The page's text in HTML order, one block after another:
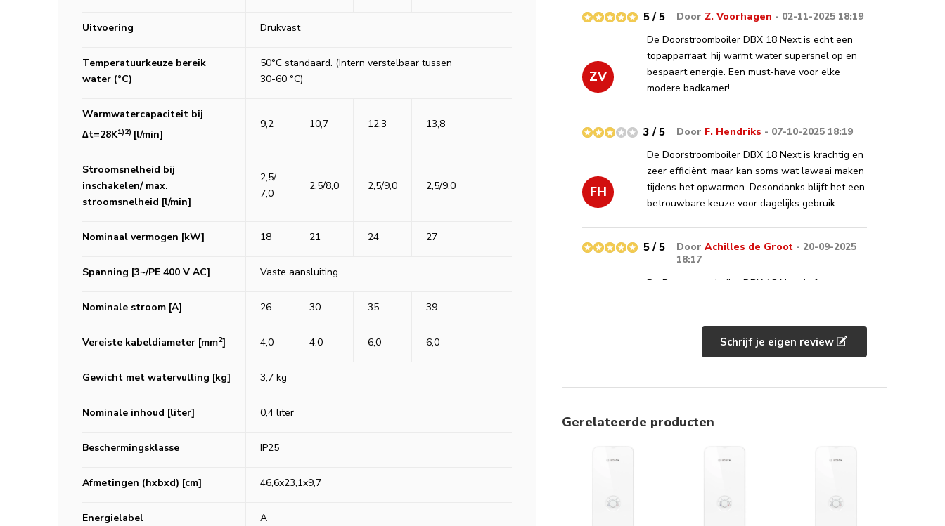
Uitvoering Drukvast
Temperatuurkeuze bereik
water (°C)
50°C standaard. (Intern verstelbaar tussen
30-60 °C)
Warmwatercapaciteit bij
∆t=28K1)2) [l/min]
9,2 10,7 12,3 13,8
Stroomsnelheid bij
inschakelen/ max.
stroomsnelheid [l/min]
2,5/
7,0
2,5/8,0 2,5/9,0 2,5/9,0
Nominaal vermogen [kW] 18 21 24 27
Spanning [3~/PE 400 V AC] Vaste aansluiting
Nominale stroom [A] 26 30 35 39
Vereiste kabeldiameter [mm2] 4,0 4,0 6,0 6,0
Gewicht met watervulling [kg] 3,7 kg
Nominale inhoud [liter] 0,4 liter
Beschermingsklasse IP25
Afmetingen (hxbxd) [cm] 46,6x23,1x9,7
Energielabel A
ZV
Door Z. Voorhagen - 02-11-2025 18:19
5 / 5
De Doorstroomboiler DBX 18 Next is echt een
topapparraat, hij warmt water supersnel op en
bespaart energie. Een must-have voor elke
modere badkamer!
FH
Door F. Hendriks - 07-10-2025 18:19
3 / 5
De Doorstroomboiler DBX 18 Next is krachtig en
zeer efficiënt, maar kan soms wat lawaai maken
tijdens het opwarmen. Desondanks blijft het een
betrouwbare keuze voor dagelijks gebruik.
DoorAchilles de Groot - 20-09-2025
18:17
5 / 5
De Doorstroomboiler DBX 18 Next is fan-
aanrader als je snel warm water nodig hebt
zonder gedoe. Zeer tevreden met dit product,
Schrijf je eigen review
Gerelateerde producten